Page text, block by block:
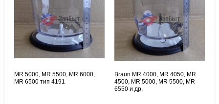
MR 5000, MR 5500, MR 6000,
MR 6500 тип 4191
Braun MR 4000, MR 4050, MR
4500, MR 5000, MR 5500, MR
6550 и др.